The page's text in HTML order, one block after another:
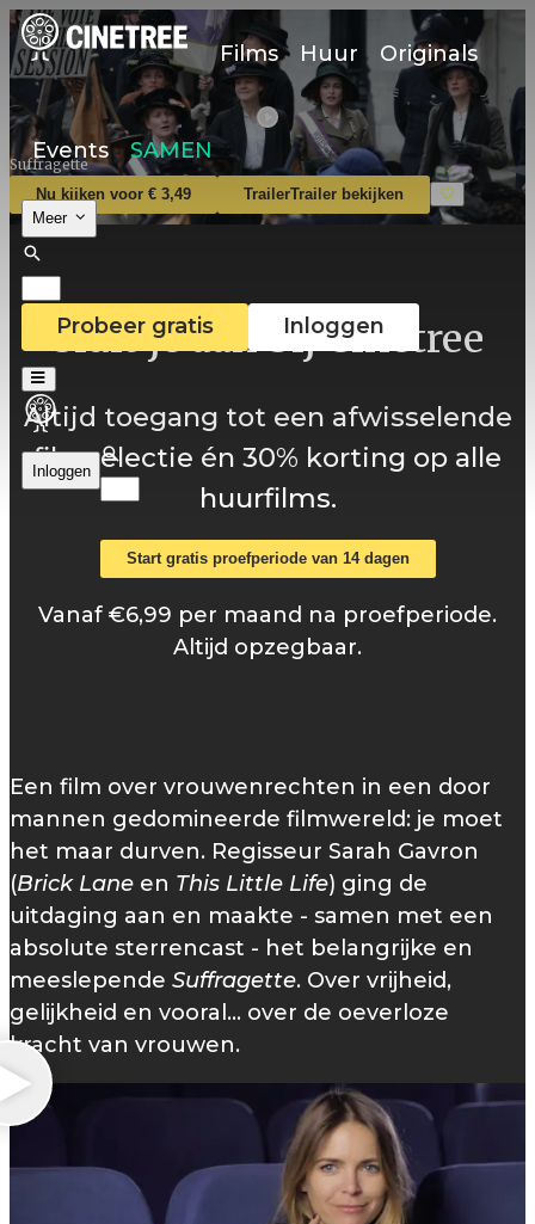
Films Huur Originals
Events SAMEN
Meer
Probeer gratis Inloggen
Inloggen
Suffragette
Nu kijken voor € 3,49 TrailerTrailer bekijken
Sluit je aan bij Cinetree
Altijd toegang tot een afwisselende
filmselectie én 30% korting op alle
huurfilms.
Start gratis proefperiode van 14 dagen
Vanaf €6,99 per maand na proefperiode.
Altijd opzegbaar.
Een film over vrouwenrechten in een door
mannen gedomineerde filmwereld: je moet
het maar durven. Regisseur Sarah Gavron
(Brick Lane en This Little Life) ging de
uitdaging aan en maakte - samen met een
absolute sterrencast - het belangrijke en
meeslepende Suffragette. Over vrijheid,
gelijkheid en vooral… over de oeverloze
kracht van vrouwen.